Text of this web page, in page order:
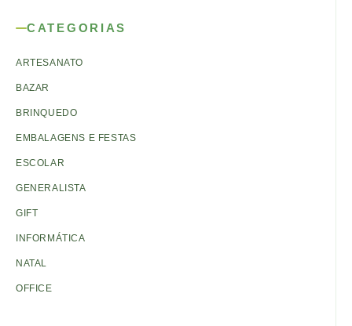
CATEGORIAS
ARTESANATO
BAZAR
BRINQUEDO
EMBALAGENS E FESTAS
ESCOLAR
GENERALISTA
GIFT
INFORMÁTICA
NATAL
OFFICE